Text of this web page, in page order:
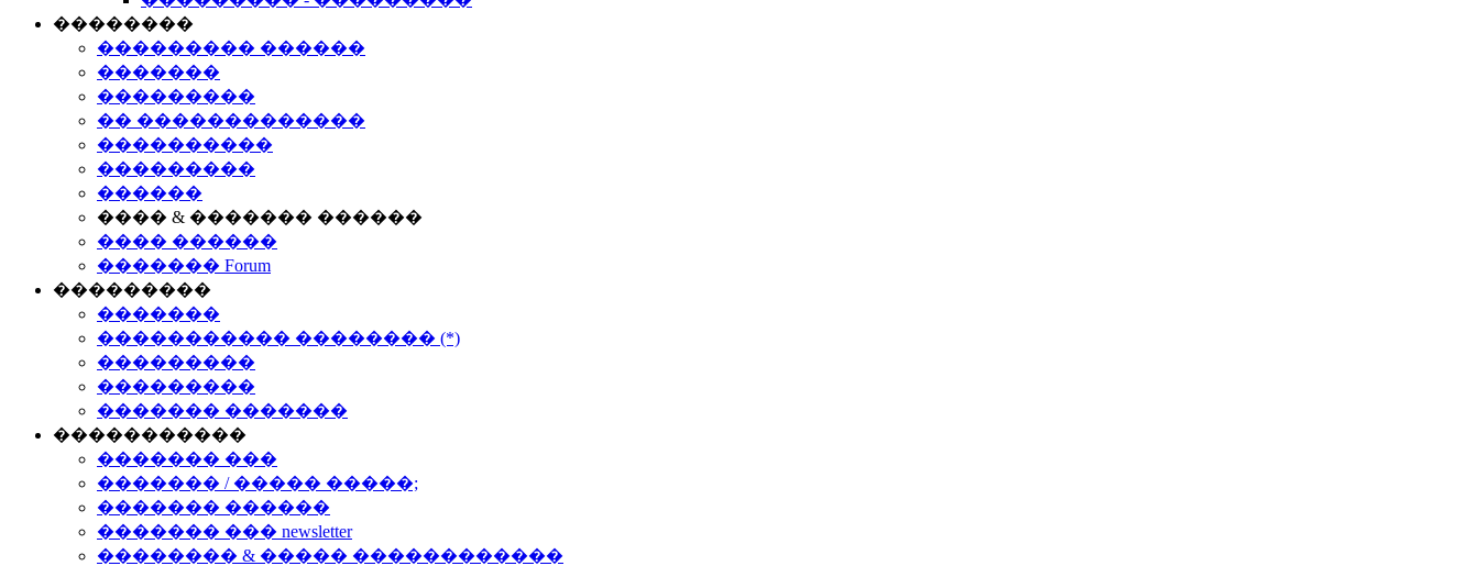
��������
��������� ������
�������
���������
�� �������������
����������
���������
������
���� & ������� ������
���� ������
������� Forum
���������
�������
����������� �������� (*)
���������
���������
������� �������
�����������
������� ���
������� / ����� �����;
������� ������
������� ��� newsletter
�������� & ����� ������������